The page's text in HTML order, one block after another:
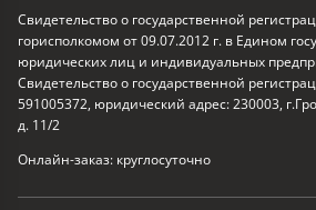
Свидетельство о государственной
горисполкомом от 09.07.2012 г. в Едином
юридических лиц и индивидуальных
Свидетельство о государственной
591005372, юридический адрес: 230003,
д. 11/2
Онлайн-заказ: круглосуточно